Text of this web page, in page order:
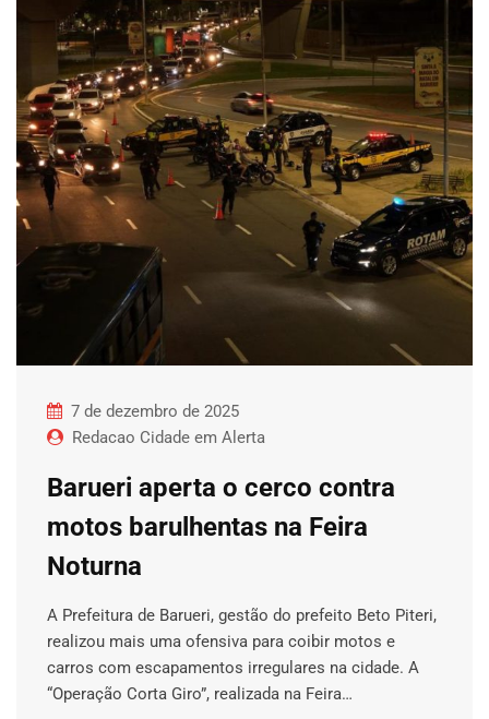
7 de dezembro de 2025
Redacao Cidade em Alerta
Barueri aperta o cerco contra
motos barulhentas na Feira
Noturna
A Prefeitura de Barueri, gestão do prefeito Beto Piteri,
realizou mais uma ofensiva para coibir motos e
carros com escapamentos irregulares na cidade. A
“Operação Corta Giro”, realizada na Feira…